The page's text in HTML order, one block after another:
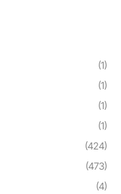
(1)
(1)
(1)
(1)
(424)
(473)
(4)